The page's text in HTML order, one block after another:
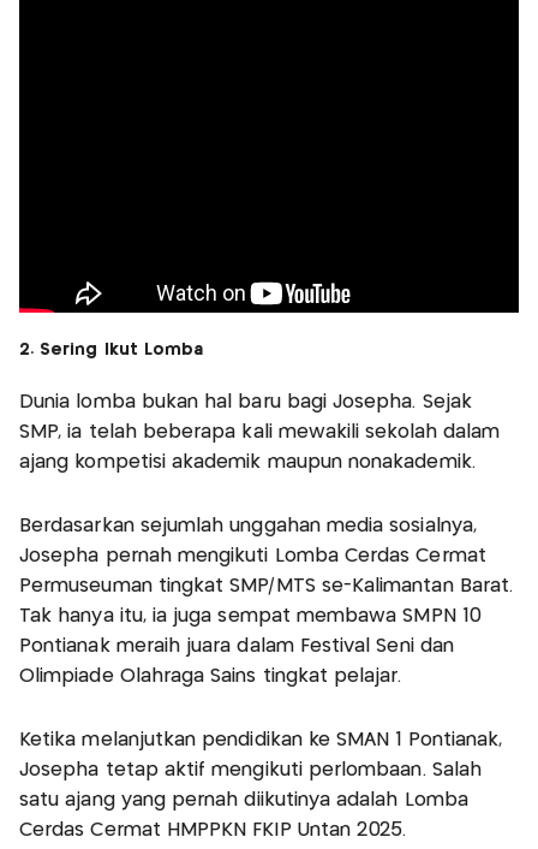
2. Sering Ikut Lomba
Dunia lomba bukan hal baru bagi Josepha. Sejak
SMP, ia telah beberapa kali mewakili sekolah dalam
ajang kompetisi akademik maupun nonakademik.
Berdasarkan sejumlah unggahan media sosialnya,
Josepha pernah mengikuti Lomba Cerdas Cermat
Permuseuman tingkat SMP/MTS se-Kalimantan Barat.
Tak hanya itu, ia juga sempat membawa SMPN 10
Pontianak meraih juara dalam Festival Seni dan
Olimpiade Olahraga Sains tingkat pelajar.
Ketika melanjutkan pendidikan ke SMAN 1 Pontianak,
Josepha tetap aktif mengikuti perlombaan. Salah
satu ajang yang pernah diikutinya adalah Lomba
Cerdas Cermat HMPPKN FKIP Untan 2025.